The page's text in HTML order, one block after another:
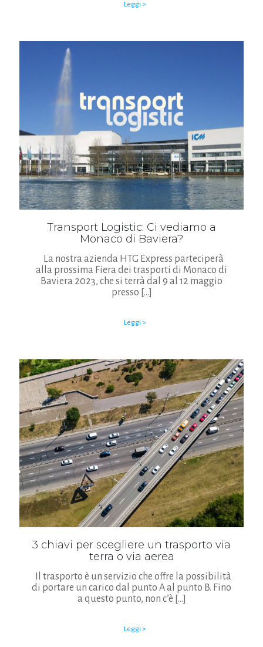
Leggi >
Transport Logistic: Ci vediamo a
Monaco di Baviera?
La nostra azienda HTG Express parteciperà
alla prossima Fiera dei trasporti di Monaco di
Baviera 2023, che si terrà dal 9 al 12 maggio
presso […]
Leggi >
3 chiavi per scegliere un trasporto via
terra o via aerea
Il trasporto è un servizio che offre la possibilità
di portare un carico dal punto A al punto B. Fino
a questo punto, non c’è […]
Leggi >